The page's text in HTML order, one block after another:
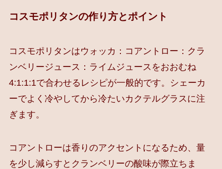
コスモポリタンの作り方とポイント
コスモポリタンはウォッカ：コアントロー：クラ
ンベリージュース：ライムジュースをおおむね
4:1:1:1で合わせるレシピが一般的です。シェーカ
ーでよく冷やしてから冷たいカクテルグラスに注
ぎます。
コアントローは香りのアクセントになるため、量
を少し減らすとクランベリーの酸味が際立ちま